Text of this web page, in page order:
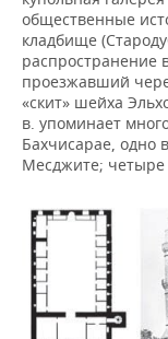
общественные
кладбище
распространение
проезжавший
«скит» шейха
в. упоминает
Бахчисарае, одно
Месджите; четыре